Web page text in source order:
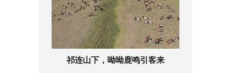
祁连山下，呦呦鹿鸣引客来